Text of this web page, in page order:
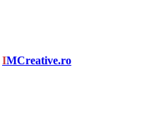
IMCreative.ro